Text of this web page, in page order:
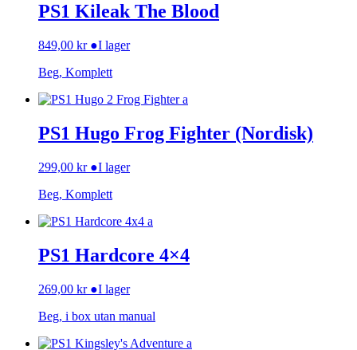
PS1 Kileak The Blood
849,00 kr ●I lager
Beg, Komplett
PS1 Hugo Frog Fighter (Nordisk)
299,00 kr ●I lager
Beg, Komplett
PS1 Hardcore 4×4
269,00 kr ●I lager
Beg, i box utan manual